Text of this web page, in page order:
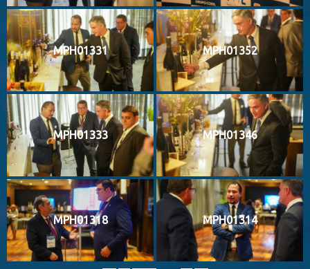
MPH01331 MPH01352
MPH01333 MPH01346
MPH01318 MPH01314